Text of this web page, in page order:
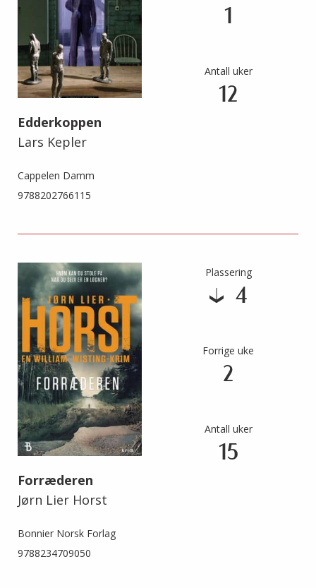
Edderkoppen
Lars Kepler
Cappelen Damm
9788202766115
1
Antall uker
12
Forræderen
Jørn Lier Horst
Bonnier Norsk Forlag
9788234709050
Plassering
4
Forrige uke
2
Antall uker
15